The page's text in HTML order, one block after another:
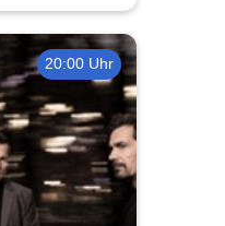
their
20:00 Uhr